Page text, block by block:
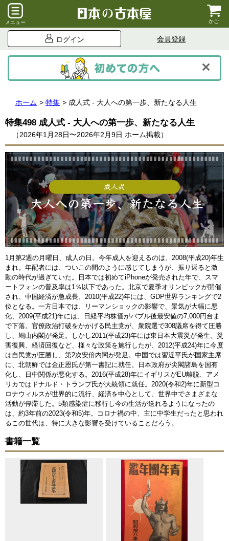
メニュー かご
ログイン 会員登録
ホーム 特集 成人式 - 大人への第一歩、新たなる人生
特集498 成人式 - 大人への第一歩、新たなる人生
（2026年1月28日〜2026年2月9日 ホーム掲載）
1月第2週の月曜日、成人の日。今年成人を迎えるのは、2008(平成20)年生
まれ。年配者には、ついこの間のように感じてしまうが、振り返ると激
動の時代が過ぎていた。日本では初めてiPhoneが発売された年で、スマ
ートフォンの普及率は1％以下であった。北京で夏季オリンピックが開催
され、中国経済が急成長、2010(平成22)年には、GDP世界ランキングで2
位となる。一方日本では、リーマンショックの影響で、景気が大幅に悪
化、2009(平成21)年には、日経平均株価がバブル後最安値の7,000円台ま
で下落。官僚政治打破をかかげる民主党が、衆院選で308議席を得て圧勝
し、鳩山内閣が発足。しかし2011(平成23)年には東日本大震災が発生。災
害復興、経済回復など、様々な政策を施行したが、2012(平成24)年に今度
は自民党が圧勝し、第2次安倍内閣が発足。中国では習近平氏が国家主席
に、北朝鮮では金正恩氏が第一書記に就任。日本政府が尖閣諸島を国有
化し、日中関係が悪化する。2016(平成28)年にイギリスがEU離脱、アメ
リカではドナルド・トランプ氏が大統領に就任。2020(令和2)年に新型コ
ロナウィルスが世界的に流行、経済を中心として、世界中でさまざまな
活動が停滞した。5類感染症に移行し今の生活が送れるようになったの
は、約3年前の2023(令和5)年。コロナ禍の中、主に中学生だったと思われ
るこの世代は、特に大きな影響を受けていることだろう。
書籍一覧